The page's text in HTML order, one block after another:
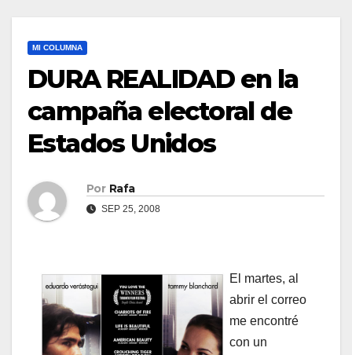
MI COLUMNA
DURA REALIDAD en la
campaña electoral de
Estados Unidos
Por Rafa
SEP 25, 2008
El martes, al
abrir el correo
me encontré
con un